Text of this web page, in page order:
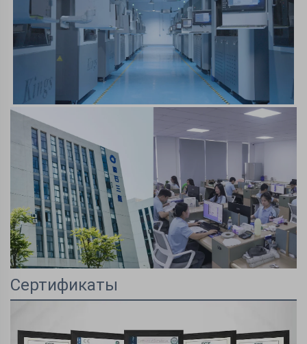
Сертификаты